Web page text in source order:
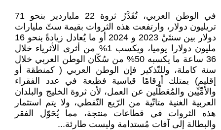
في الوطن العربي، تُقَدَّرُ ثروة 22 ملياردير بنحو 71
تريليون دولار، وارتفعت هذه الثروات بقيمة ستّ مليارات
دولار بين سنتَيْ 2023 و 2024 أو ما يُعادل زيادةً بنحو 16
مليون دولارا يوميا، ويكسب 1% من أثرى الأثرياء خلال
36 ساعة ما يكسبه 50% من سُكّان الوطن العربي خلال
سنة كاملة، وللتّذكير فإن الوطن العربي ( كمنطقة أو
إقليم) يمتلك أرقامًا قياسية فظيعة في عدد الفقراء
والأمِّيِّين والمُعَطّلين عن العمل، لأن ثروة الخليج والبلدان
العربية الغنية متاتّية من الرّيع النّفطي، ولا يتم استثمار
هذه الثروات في قطاعات منتجة، مما يُحَوّل الفقر
والبطالة إلى آفات مُستدامة وليست طارئة...